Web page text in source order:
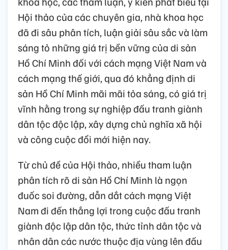
Hội thảo của các chuyên gia, nhà khoa học
đã đi sâu phân tích, luận giải sâu sắc và làm
sáng tỏ những giá trị bền vững của di sản
Hồ Chí Minh đối với cách mạng Việt Nam và
cách mạng thế giới, qua đó khẳng định di
sản Hồ Chí Minh mãi mãi tỏa sáng, có giá trị
vĩnh hằng trong sự nghiệp đấu tranh giành
dân tộc độc lập, xây dựng chủ nghĩa xã hội
và công cuộc đổi mới hiện nay.
Từ chủ đề của Hội thảo, nhiều tham luận
phân tích rõ di sản Hồ Chí Minh là ngọn
đuốc soi đường, dẫn dắt cách mạng Việt
Nam đi đến thắng lợi trong cuộc đấu tranh
giành độc lập dân tộc, thức tỉnh dân tộc và
nhân dân các nước thuộc địa vùng lên đấu